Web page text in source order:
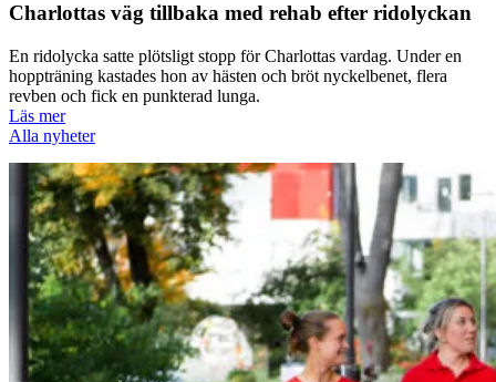
Charlottas väg tillbaka med rehab efter ridolyckan
En ridolycka satte plötsligt stopp för Charlottas vardag. Under en
hoppträning kastades hon av hästen och bröt nyckelbenet, flera
revben och fick en punkterad lunga.
Läs mer
Alla nyheter